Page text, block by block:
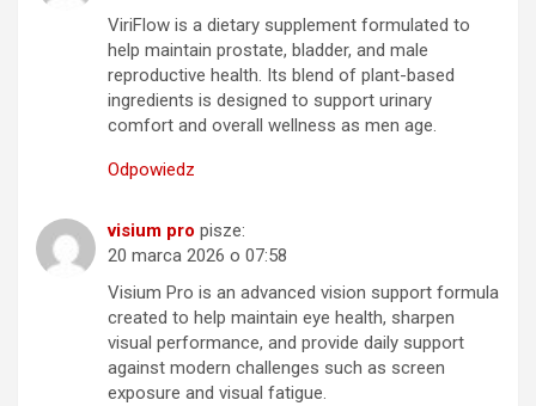
ViriFlow is a dietary supplement formulated to
help maintain prostate, bladder, and male
reproductive health. Its blend of plant-based
ingredients is designed to support urinary
comfort and overall wellness as men age.
Odpowiedz
visium pro pisze:
20 marca 2026 o 07:58
Visium Pro is an advanced vision support formula
created to help maintain eye health, sharpen
visual performance, and provide daily support
against modern challenges such as screen
exposure and visual fatigue.